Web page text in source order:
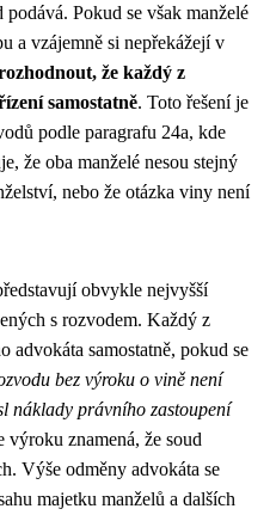
Pokud se však manželé
a vzájemně si nepřekážejí v
že každý z
samostatně. Toto řešení je
podle paragrafu 24a, kde
že oba manželé nesou stejný
nebo že otázka viny není
obvykle nejvyšší
s rozvodem. Každý z
advokáta samostatně, pokud se
bez výroku o vině není
náklady právního zastoupení
výroku znamená, že soud
Výše odměny advokáta se
majetku manželů a dalších